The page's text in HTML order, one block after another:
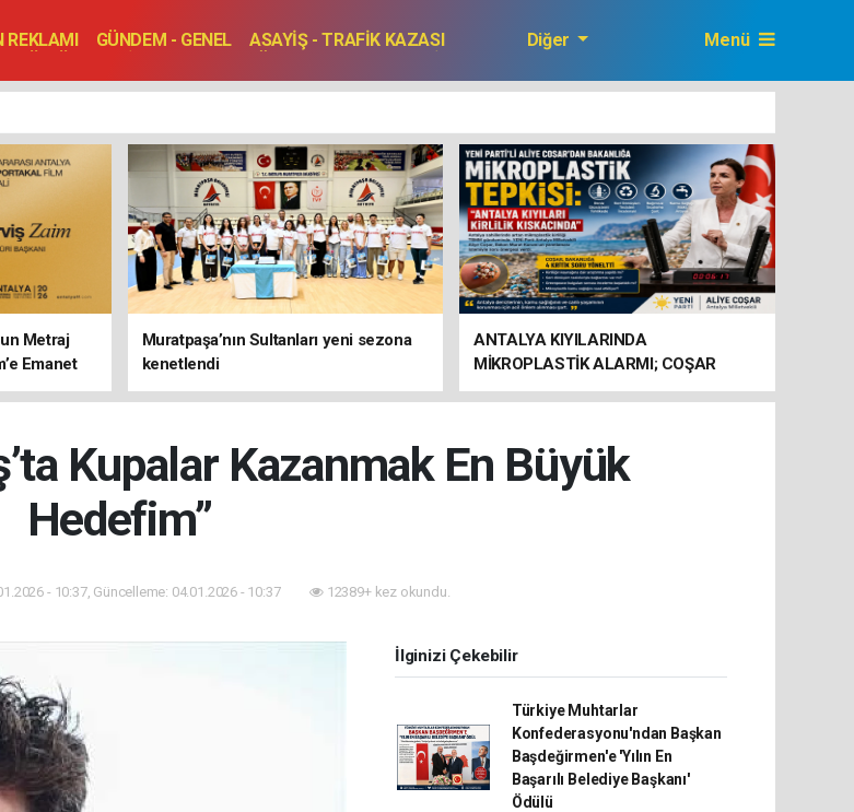
REKLAMI GÜNDEM - GENEL
ASAYİŞ - TRAFİK KAZASI
- DÜĞÜN
Diğer Menü
Metraj
Emanet
Muratpaşa’nın Sultanları yeni sezona
kenetlendi
ANTALYA KIYILARINDA
MİKROPLASTİK ALARMI; COŞAR
BAKANLIĞA HAREKETE GEÇİN
Kupalar Kazanmak En Büyük
Hedefim”
- 10:37, Güncelleme: 04.01.2026 - 10:37 12389+ kez okundu.
İlginizi Çekebilir
Türkiye Muhtarlar
Konfederasyonu'ndan Başkan
Başdeğirmen'e 'Yılın En
Başarılı Belediye Başkanı'
Ödülü